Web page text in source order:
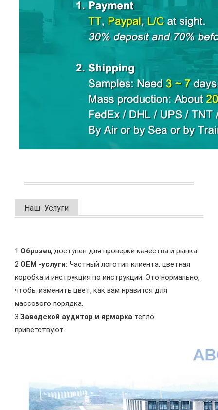
Наш Услуги
1 Образец доступен для проверки качества и рынка.
2 OEM -услуги: Частный логотип клиента, цветная
коробка и инструкция по инструкции. Это нормально,
чтобы изменить цвет, как вам нравится для
массового порядка.
3 Заводской аудитор и ярмарка тепло
приветствуют.